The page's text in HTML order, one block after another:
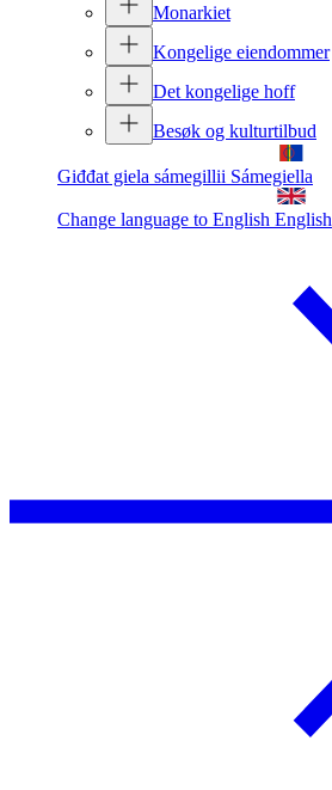
Monarkiet
Kongelige eiendommer
Det kongelige hoff
Besøk og kulturtilbud
Giđđat giela sámegillii Sámegiella
Change language to English English